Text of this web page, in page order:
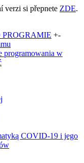
verzi si přepnete ZDE.
PROGRAMIE +-
programowania w
COVID-19 i jego